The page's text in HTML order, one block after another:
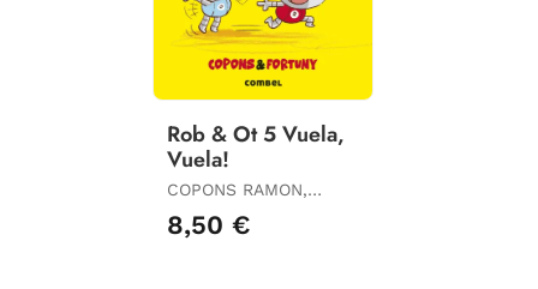
Rob & Ot 5 Vuela,
Vuela!
COPONS RAMON,
8,50 €